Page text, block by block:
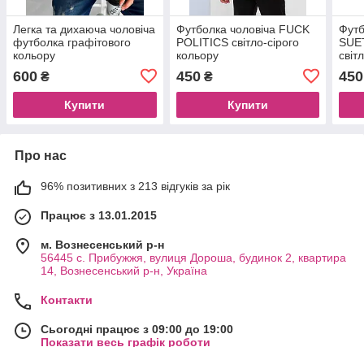
Легка та дихаюча чоловіча
футболка графітового
кольору
600 ₴
Купити
Футболка чоловіча FUCK
POLITICS світло-сірого
кольору
450₴
Купити
450
Про нас
96% позитивних з 213 відгуків за рік
Працює з 13.01.2015
м. Вознесенський р-н
56445 с. Прибужжя, вулиця Дороша, будинок 2, квартира
14, Вознесенський р-н, Україна
Контакти
Сьогодні працює з 09:00 до 19:00
Показати весь графік роботи